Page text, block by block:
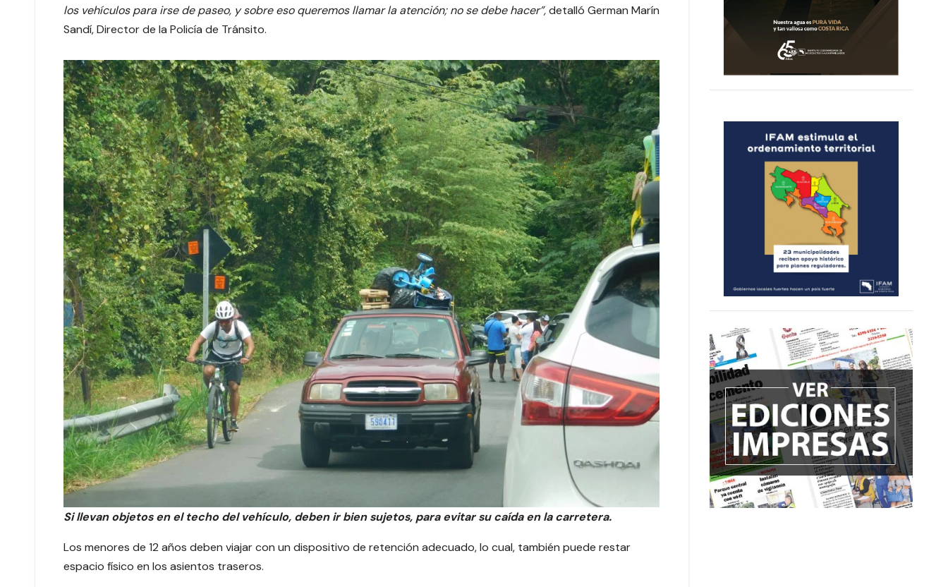
los vehículos para irse de paseo, y sobre eso queremos llamar la atención; no se debe hacer”,detalló German Marín
Sandí, Director de la Policía de Tránsito.
Si llevan objetos en el techo del vehículo, deben ir bien sujetos, para evitar su caída en la carretera.
Los menores de 12 años deben viajar con un dispositivo de retención adecuado, lo cual, también puede restar
espacio físico en los asientos traseros.